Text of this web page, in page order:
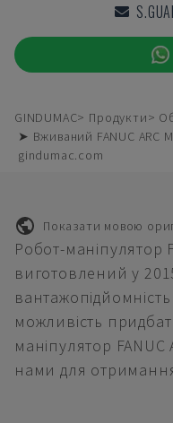
GINDUMAC Продукти
➤ Вживаний FANUC ARC
gindumac.com
Показати мовою
Робот-маніпулятор
виготовлений у
можливість
маніпулятор FANUC
нами для